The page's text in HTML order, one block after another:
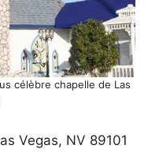
célèbre chapelle de Las
Vegas, NV 89101